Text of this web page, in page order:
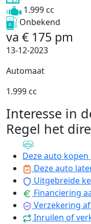
1.999 cc
Onbekend
va € 175 pm
13-12-2023
Automaat
1.999 cc
Interesse in
Regel het
Deze auto kopen
Deze auto
Uitgebreide
Financiering
Verzekering
Inruilen of